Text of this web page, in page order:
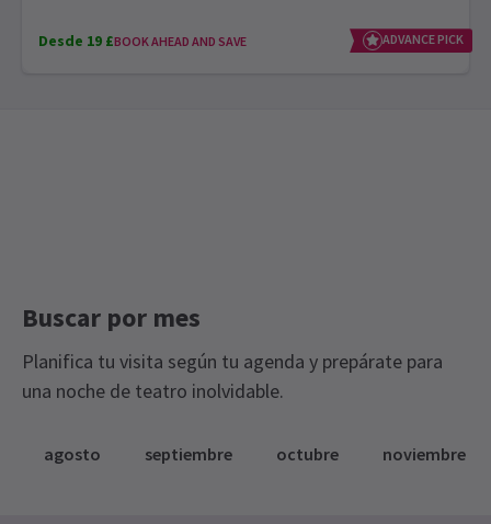
Desde 19 £BOOK AHEAD AND SAVE ADVANCE PICK
Buscar por mes
Planifica tu visita según tu agenda y prepárate para
una noche de teatro inolvidable.
agosto septiembre octubre noviembre